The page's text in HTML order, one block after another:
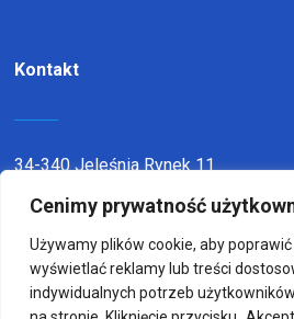
Cenimy prywatność
Używamy plików cookie, aby
wyświetlać reklamy lub treści
indywidualnych potrzeb
Kontakt
34-340 Jeleśnia Rynek 11
telefon:338636116
email:sp1jel@op.pl